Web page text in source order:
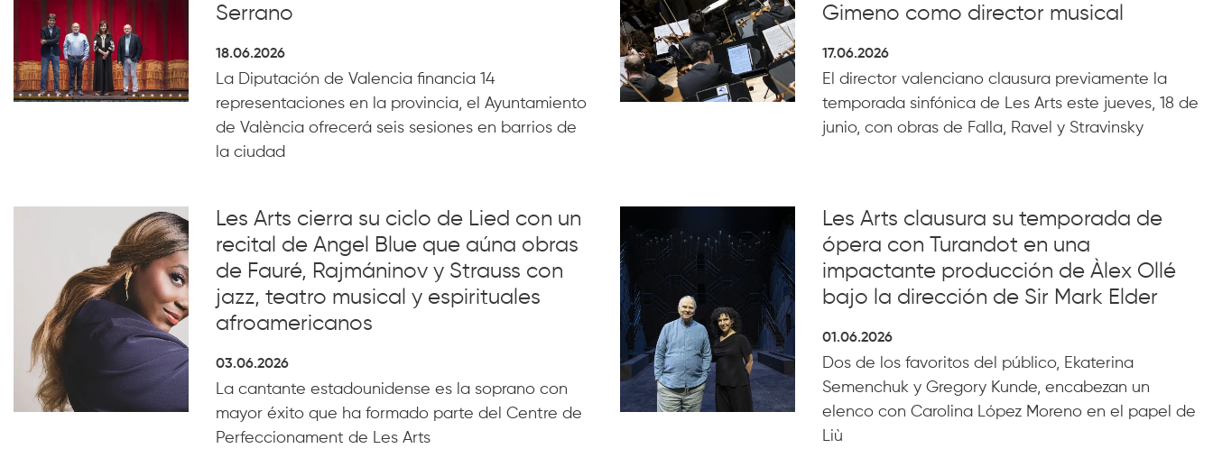
Serrano
18.06.2026
La Diputación de Valencia financia 14
representaciones en la provincia, el Ayuntamiento
de València ofrecerá seis sesiones en barrios de
la ciudad
Gimeno como director musical
17.06.2026
El director valenciano clausura previamente la
temporada sinfónica de Les Arts este jueves, 18 de
junio, con obras de Falla, Ravel y Stravinsky
Les Arts cierra su ciclo de Lied con un
recital de Angel Blue que aúna obras
de Fauré, Rajmáninov y Strauss con
jazz, teatro musical y espirituales
afroamericanos
03.06.2026
La cantante estadounidense es la soprano con
mayor éxito que ha formado parte del Centre de
Perfeccionament de Les Arts
Les Arts clausura su temporada de
ópera con Turandot en una
impactante producción de Àlex Ollé
bajo la dirección de Sir Mark Elder
01.06.2026
Dos de los favoritos del público, Ekaterina
Semenchuk y Gregory Kunde, encabezan un
elenco con Carolina López Moreno en el papel de
Liù